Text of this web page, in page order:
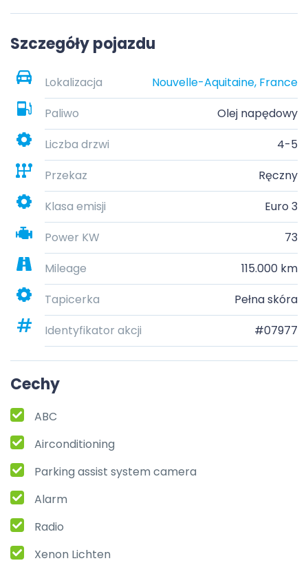
Szczegóły pojazdu
Lokalizacja
Nouvelle-Aquitaine, France
Paliwo
Olej napędowy
Liczba drzwi
4-5
Przekaz
Ręczny
Klasa emisji
Euro 3
Power KW
73
Mileage
115.000 km
Tapicerka
Pełna skóra
Identyfikator akcji
#07977
Cechy
ABC
Airconditioning
Parking assist system camera
Alarm
Radio
Xenon Lichten